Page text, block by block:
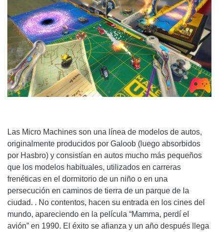
Las Micro Machines son una línea de modelos de autos,
originalmente producidos por Galoob (luego absorbidos
por Hasbro) y consistían en autos mucho más pequeños
que los modelos habituales, utilizados en carreras
frenéticas en el dormitorio de un niño o en una
persecución en caminos de tierra de un parque de la
ciudad. . No contentos, hacen su entrada en los cines del
mundo, apareciendo en la película “Mamma, perdí el
avión” en 1990. El éxito se afianza y un año después llega